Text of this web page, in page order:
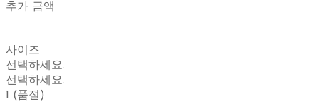
추가 금액
사이즈
선택하세요.
선택하세요.
1 (품절)